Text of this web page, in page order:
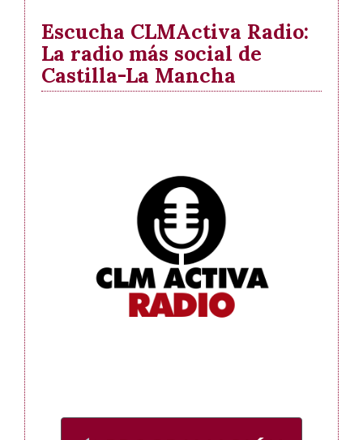
Escucha CLMActiva Radio:
La radio más social de
Castilla-La Mancha